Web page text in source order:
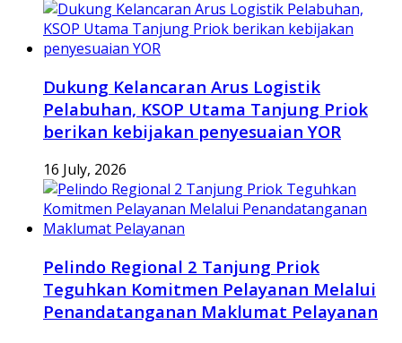
Dukung Kelancaran Arus Logistik
Pelabuhan, KSOP Utama Tanjung Priok
berikan kebijakan penyesuaian YOR
16 July, 2026
Pelindo Regional 2 Tanjung Priok
Teguhkan Komitmen Pelayanan Melalui
Penandatanganan Maklumat Pelayanan